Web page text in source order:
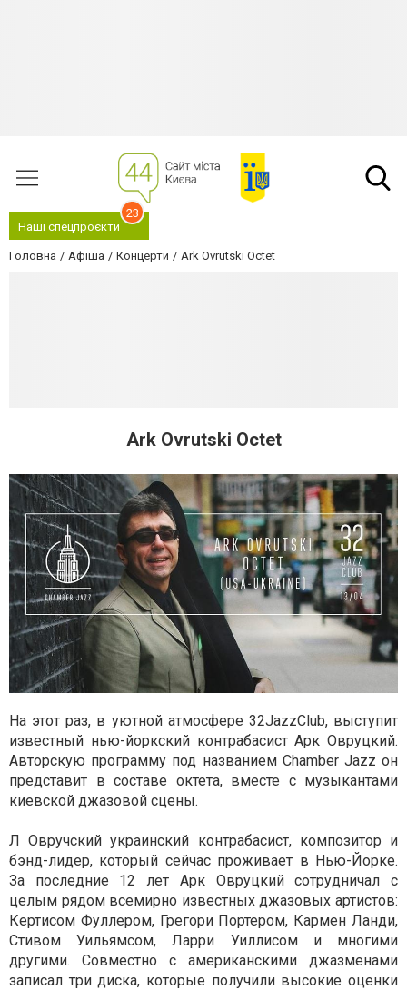
Наші спецпроєкти
23
Головна Афіша Концерти Ark Ovrutski Octet
Ark Ovrutski Octet
На этот раз, в уютной атмосфере 32JazzClub, выступит
известный нью-йоркский контрабасист Арк Овруцкий.
Авторскую программу под названием Chamber Jazz он
представит в составе октета, вместе с музыкантами
киевской джазовой сцены.
Л Овручский украинский контрабасист, композитор и
бэнд-лидер, который сейчас проживает в Нью-Йорке.
За последние 12 лет Арк Овруцкий сотрудничал с
целым рядом всемирно известных джазовых артистов:
Кертисом Фуллером, Грегори Портером, Кармен Ланди,
Стивом Уильямсом, Ларри Уиллисом и многими
другими. Совместно с американскими джазменами
записал три диска, которые получили высокие оценки